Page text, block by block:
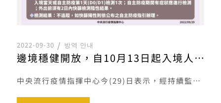
2022-09-30 방역 안내
邊境穩健開放，自10月13日起入境人員免除居家檢疫，改須「7天自主防疫」
中央流行疫情指揮中心今(29)日表示，經持續監測國際及國內疫情，疫情正以穩定可控方向發展，在評估國內防疫與醫療 […]